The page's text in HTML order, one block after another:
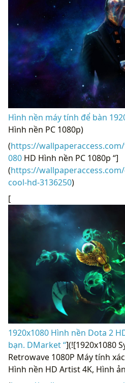
Hình nền máy tính để bàn
Hình nền PC 1080p)
(https://
080 HD Hình nền PC 1080p “]
(https://
cool-hd-3136250)
[
1920x1080 Hình nền Dota 2
bạn. DMarket “](![1920x1080
Retrowave 1080P Máy tính
Hình nền HD Artist 4K, Hình